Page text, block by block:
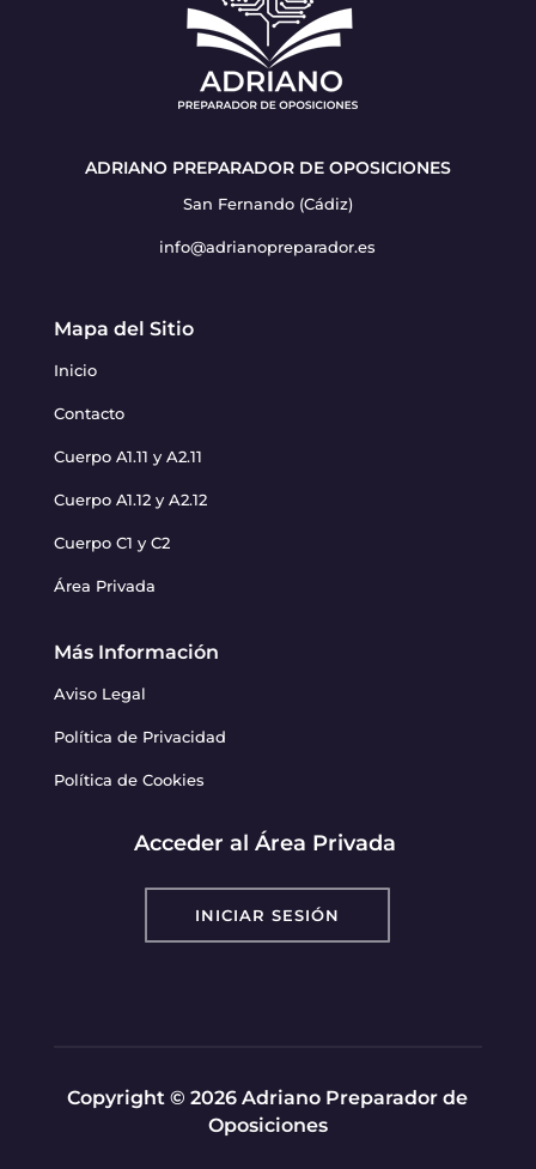
ADRIANO PREPARADOR DE OPOSICIONES
San Fernando (Cádiz)
info@adrianopreparador.es
Mapa del Sitio
Inicio
Contacto
Cuerpo A1.11 y A2.11
Cuerpo A1.12 y A2.12
Cuerpo C1 y C2
Área Privada
Más Información
Aviso Legal
Política de Privacidad
Política de Cookies
Acceder al Área Privada
INICIAR SESIÓN
Copyright © 2026 Adriano Preparador de
Oposiciones